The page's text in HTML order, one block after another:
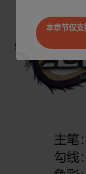
本章节仅